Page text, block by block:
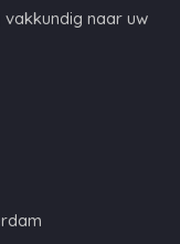
naar uw